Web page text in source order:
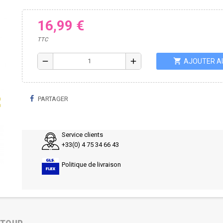
16,99 €
TTC
remove add shopping_cart AJOUTER
PARTAGER
Service clients
+33(0) 4 75 34 66 43
Politique de livraison